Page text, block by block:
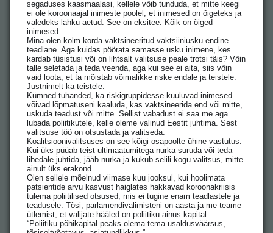
segaduses kaasmaalasi, kellele võib tunduda, et mitte keegi
ei ole koroonaajal inimeste poolel, et inimesed on õigeteks ja
valedeks lahku aetud. See on eksitee. Kõik on õiged
inimesed.
Mina olen kolm korda vaktsineeritud vaktsiiniusku endine
teadlane. Aga kuidas pöörata samasse usku inimene, kes
kardab tüsistusi või on lihtsalt valitsuse peale trotsi täis? Võin
talle seletada ja teda veenda, aga kui see ei aita, siis võin
vaid loota, et ta mõistab võimalikke riske endale ja teistele.
Justnimelt ka teistele.
Kümned tuhanded, ka riskigruppidesse kuuluvad inimesed
võivad lõpmatuseni kaaluda, kas vaktsineerida end või mitte,
uskuda teadust või mitte. Sellist vabadust ei saa me aga
lubada poliitikutele, kelle oleme valinud Eestit juhtima. Sest
valitsuse töö on otsustada ja valitseda.
Koalitsioonivalitsuses on see kõigi osapoolte ühine vastutus.
Kui üks püüab teist ultimaatumitega nurka suruda või teda
libedale juhtida, jääb nurka ja kukub selili kogu valitsus, mitte
ainult üks erakond.
Olen sellele mõelnud viimase kuu jooksul, kui hoolimata
patsientide arvu kasvust haiglates hakkavad koroonakriisis
tulema poliitilised otsused, mis ei tugine enam teadlastele ja
teadusele. Tõsi, parlamendivalimisteni on aasta ja me teame
ütlemist, et valijate hääled on poliitiku ainus kapital.
“Poliitiku põhikapital peaks olema tema usaldusväärsus,